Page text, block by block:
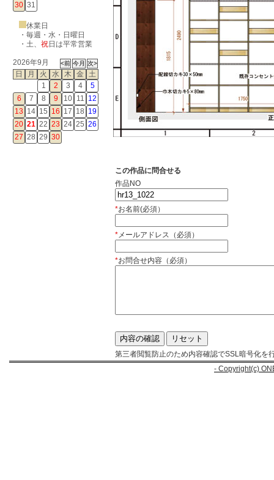
30 31
休業日
・毎週・水・日曜日
・ 土、 祝日は平常営業
2026年9月
日
月 火 水 木 金
土
1
2 3 4
5
6
7 8 9 10 11 12
13 14 15 16 17 18 19
20 21 22 23 24 25 26
27 28 29 30
この作品に問合せる
作品NO
*お名前(必須）
*メールアドレス（必須）
*お問合せ内容（必須）
第三者閲覧防止のため内容確認でSSL暗号化を
- Copyright(c)